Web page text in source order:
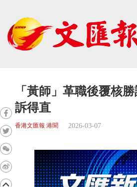
「黃師」革職後覆核
訴得直
香港文匯報 港聞 2026-03-07